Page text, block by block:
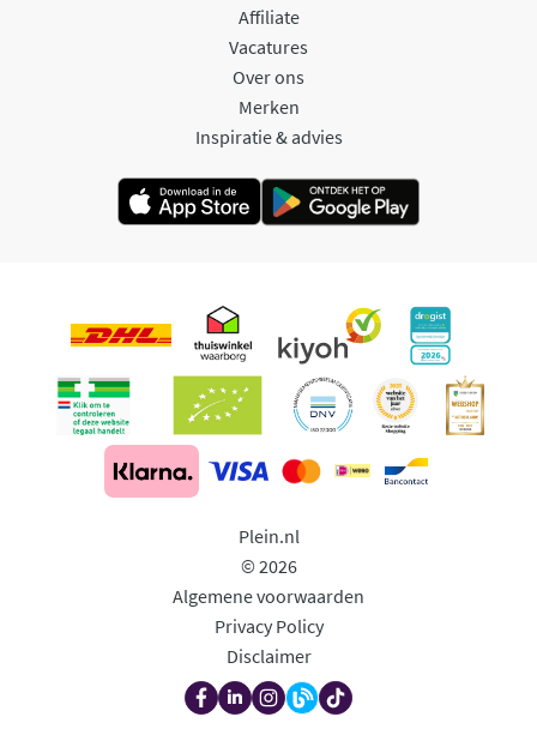
Affiliate
Vacatures
Over ons
Merken
Inspiratie & advies
Plein.nl
© 2026
Algemene voorwaarden
Privacy Policy
Disclaimer